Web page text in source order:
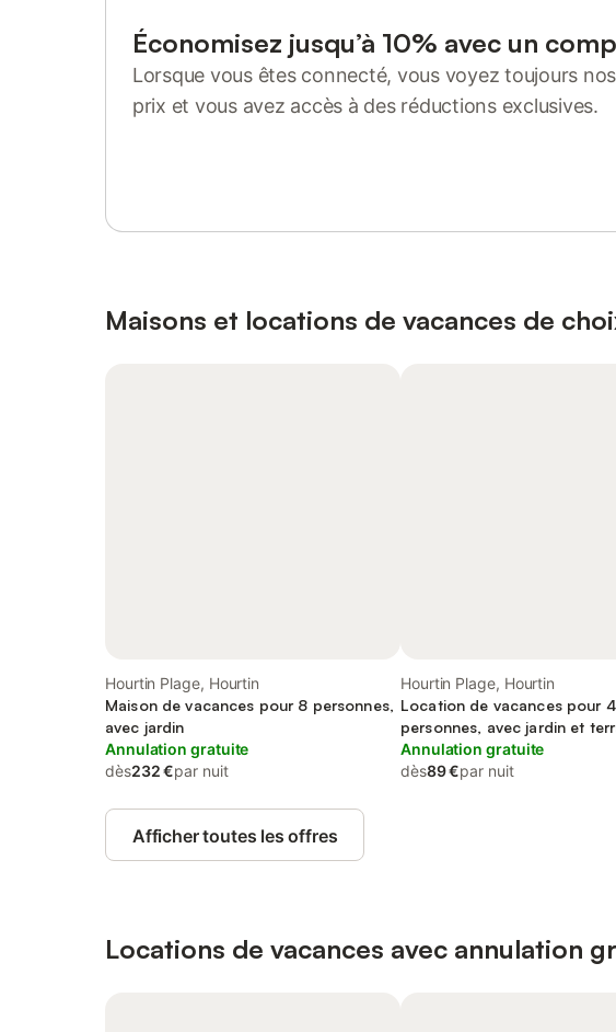
Économisez jusqu’à 10% avec un
Lorsque vous êtes connecté, vous voyez toujours
prix et vous avez accès à des réductions exclusives.
Maisons et locations de vacances de
Hourtin Plage, Hourtin
Maison de vacances pour 8 personnes,
avec jardin
Annulation gratuite
dès232 €par nuit
Hourtin Plage, Hourtin
Location de vacances pour 4
personnes, avec jardin et
Annulation gratuite
dès89 €par nuit
Afficher toutes les offres
Locations de vacances avec annulation